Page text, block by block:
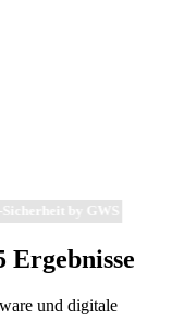
by GWS
Ergebnisse
und digitale